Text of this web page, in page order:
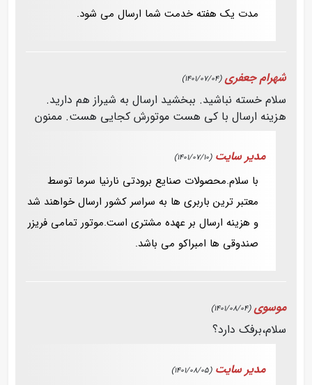
مدت یک هفته خدمت شما ارسال می شود.
شهرام جعفری(1401/07/04)
سلام خسته نباشید. ببخشید ارسال به شیراز هم دارید.
هزینه ارسال با کی هست موتورش کجایی هست. ممنون
مدیر سایت (1401/07/10)
با سلام.محصولات صنایع برودتی نارنیا سرما توسط
معتبر ترین باربری ها به سراسر کشور ارسال خواهند شد
و هزینه ارسال بر عهده مشتری است.موتور تمامی فریزر
صندوقی ها امبراکو می باشد.
موسوی (1401/08/04)
سلام،برفک دارد؟
مدیر سایت (1401/08/05)